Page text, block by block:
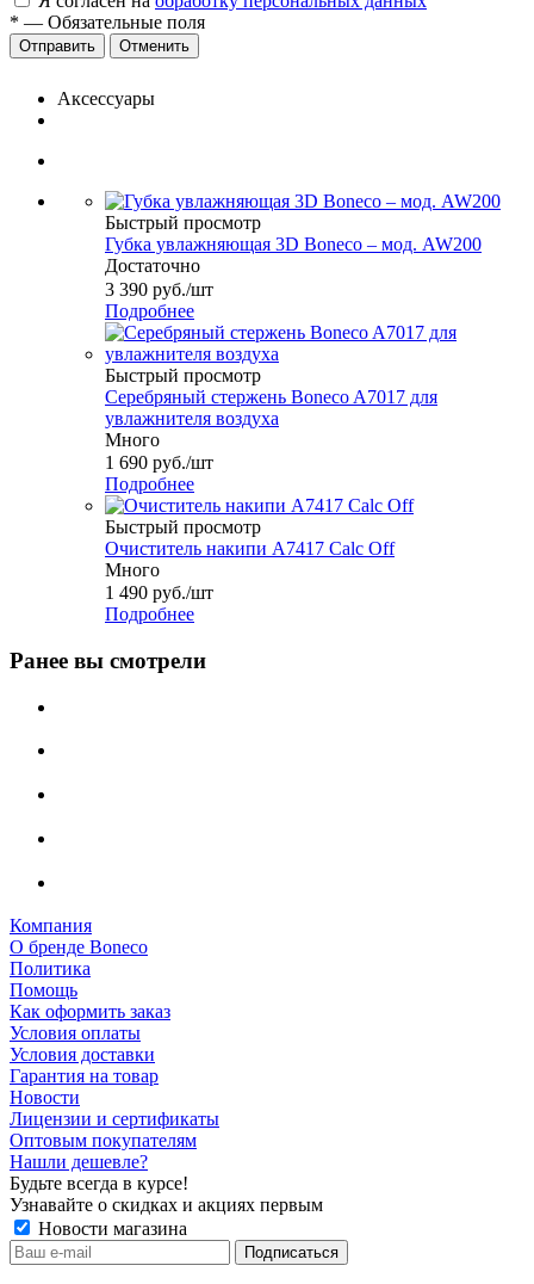
* — Обязательные поля
Отменить
Аксессуары
Быстрый просмотр
Губка увлажняющая 3D Boneco – мод. AW200
Достаточно
3 390 руб./шт
Подробнее
Быстрый просмотр
Серебряный стержень Boneco A7017 для
увлажнителя воздуха
Много
1 690 руб./шт
Подробнее
Быстрый просмотр
Очиститель накипи А7417 Calc Off
Много
1 490 руб./шт
Подробнее
Ранее вы смотрели
Компания
О бренде Boneco
Политика
Помощь
Как оформить заказ
Условия оплаты
Условия доставки
Гарантия на товар
Новости
Лицензии и сертификаты
Оптовым покупателям
Нашли дешевле?
Будьте всегда в курсе!
Узнавайте о скидках и акциях первым
Новости магазина